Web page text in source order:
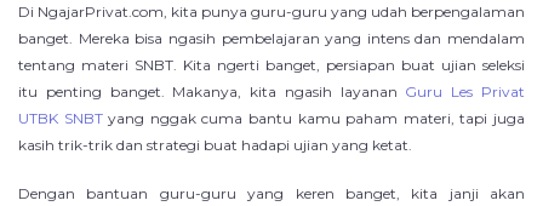
Di NgajarPrivat.com, kita punya guru-guru yang udah berpengalaman
banget. Mereka bisa ngasih pembelajaran yang intens dan mendalam
tentang materi SNBT. Kita ngerti banget, persiapan buat ujian seleksi
itu penting banget. Makanya, kita ngasih layanan Guru Les Privat
UTBK SNBTyang nggak cuma bantu kamu paham materi, tapi juga
kasih trik-trik dan strategi buat hadapi ujian yang ketat.
Dengan bantuan guru-guru yang keren banget, kita janji akan